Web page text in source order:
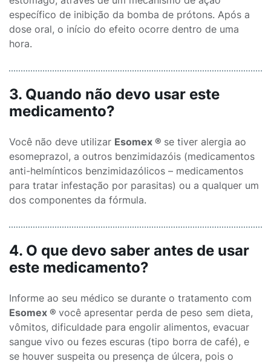
específico de inibição da bomba de prótons. Após a
dose oral, o início do efeito ocorre dentro de uma
hora.
3. Quando não devo usar este
medicamento?
Você não deve utilizar Esomex ® se tiver alergia ao
esomeprazol, a outros benzimidazóis (medicamentos
anti-helmínticos benzimidazólicos – medicamentos
para tratar infestação por parasitas) ou a qualquer um
dos componentes da fórmula.
4. O que devo saber antes de usar
este medicamento?
Informe ao seu médico se durante o tratamento com
Esomex ® você apresentar perda de peso sem dieta,
vômitos, dificuldade para engolir alimentos, evacuar
sangue vivo ou fezes escuras (tipo borra de café), e
se houver suspeita ou presença de úlcera, pois o